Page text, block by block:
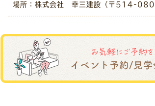
場所：株式会社 幸三建設（〒514-0804